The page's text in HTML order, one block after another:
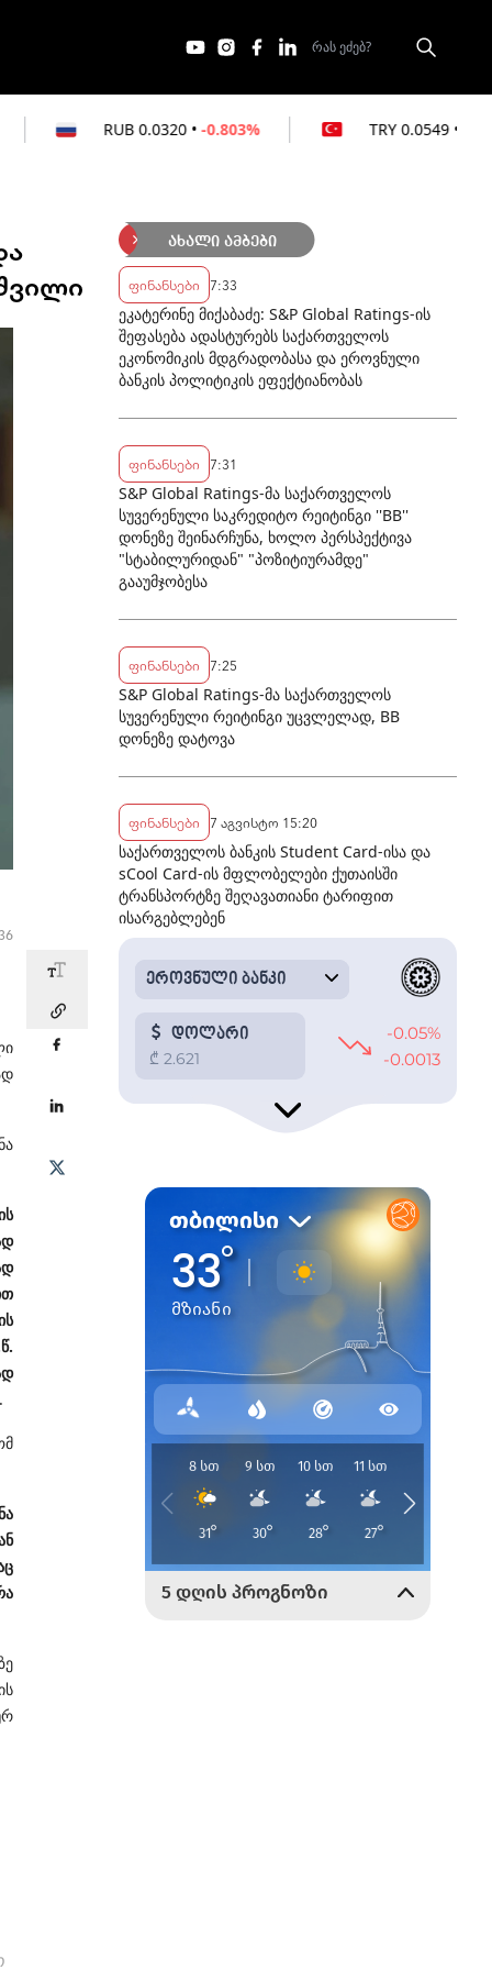
-0.803% TRY 0.0549 -0.364%
ახალი ამბები
ფინანსები 7:33
ეკატერინე მიქაბაძე: S&P Global Ratings-ის
შეფასება ადასტურებს საქართველოს
ეკონომიკის მდგრადობასა და ეროვნული
ბანკის პოლიტიკის ეფექტიანობას
ფინანსები 7:31
S&P Global Ratings-მა საქართველოს
სუვერენული საკრედიტო რეიტინგი ''BB''
დონეზე შეინარჩუნა, ხოლო პერსპექტივა
"სტაბილურიდან" "პოზიტიურამდე"
გააუმჯობესა
ფინანსები 7:25
S&P Global Ratings-მა საქართველოს
სუვერენული რეიტინგი უცვლელად, BB
დონეზე დატოვა
ფინანსები 7 აგვისტო 15:20
საქართველოს ბანკის Student Card-ისა და
sCool Card-ის მფლობელები ქუთაისში
ტრანსპორტზე შეღავათიანი ტარიფით
ისარგებლებენ